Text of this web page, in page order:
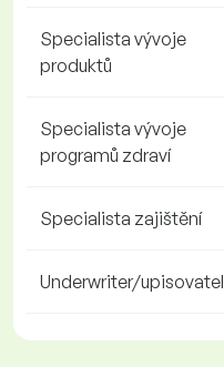
Specialista vývoje
produktů
Specialista vývoje
programů zdraví
Specialista zajištění
Underwriter/upisovatel